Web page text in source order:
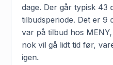
dage. Der går typisk 43
tilbudsperiode. Det er 9
var på tilbud hos
nok vil gå lidt tid før,
igen.